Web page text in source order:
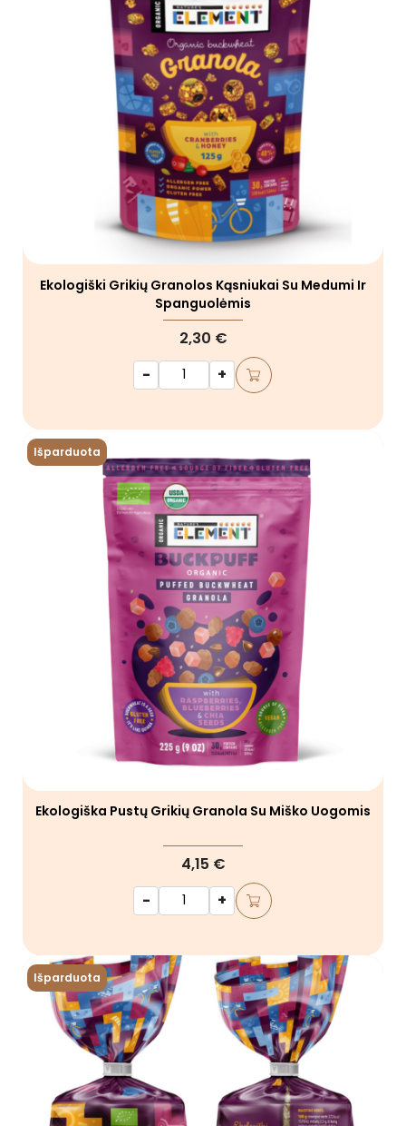
Ekologiški Grikių Granolos Kąsniukai Su Medumi Ir
Spanguolėmis
2,30 €
-
+
Ekologiška Pustų Grikių Granola Su Miško Uogomis
4,15 €
-
+
Išparduota
Išparduota